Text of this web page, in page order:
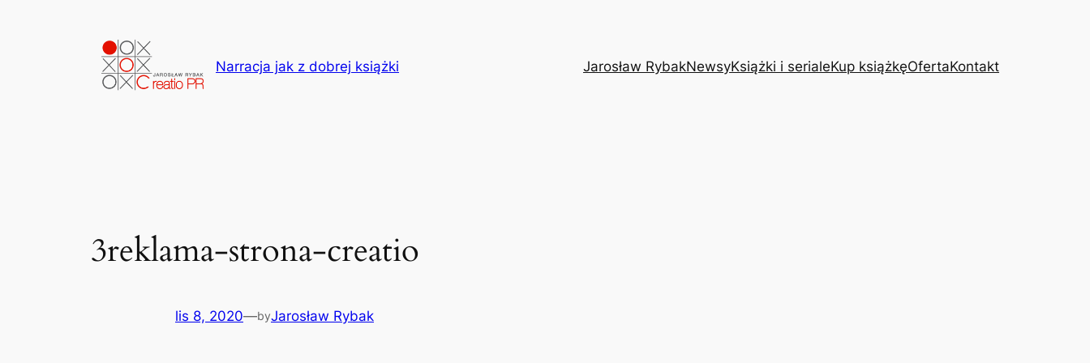
Narracja jak z dobrej książki Jarosław RybakNewsyKsiążki i serialeKup książkęOfertaKontakt
3reklama-strona-creatio
lis 8, 2020—byJarosław Rybak